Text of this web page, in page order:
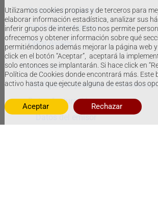
Datos de la reserva
Facturación reserva
Crear Avisos
Facturación
Configura tu plantilla de facturación
Datos facturación
Datos del emisor
Utilizamos cookies propias y de terceros para
elaborar información estadística, analizar sus
inferir grupos de interés. Esto nos permite
ofrecemos y obtener información sobre qué
permitiéndonos además mejorar la página web
click en el botón “Aceptar”, aceptará la
solo entonces se implantarán. Si hace click en
Política de Cookies donde encontrará más. Este
activo hasta que ejecute alguna de estas dos
Aceptar Rechazar